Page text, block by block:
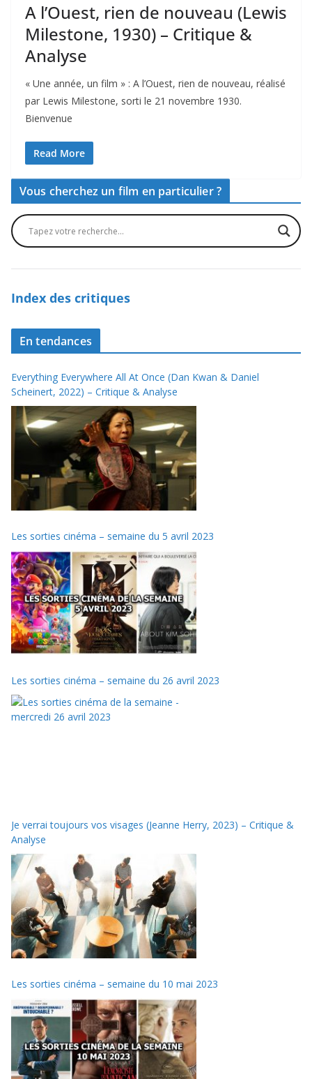
A l’Ouest, rien de nouveau (Lewis
Milestone, 1930) – Critique &
Analyse
« Une année, un film » : A l’Ouest, rien de nouveau, réalisé
par Lewis Milestone, sorti le 21 novembre 1930.
Bienvenue
Read More
Vous cherchez un film en particulier ?
Index des critiques
En tendances
Everything Everywhere All At Once (Dan Kwan & Daniel
Scheinert, 2022) – Critique & Analyse
Les sorties cinéma – semaine du 5 avril 2023
Les sorties cinéma – semaine du 26 avril 2023
Je verrai toujours vos visages (Jeanne Herry, 2023) – Critique &
Analyse
Les sorties cinéma – semaine du 10 mai 2023